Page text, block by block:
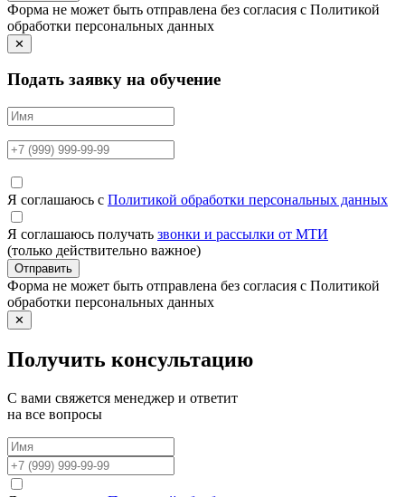
Форма не может быть отправлена без согласия с Политикой
обработки персональных данных
✕
Подать заявку на обучение
Я соглашаюсь с Политикой обработки персональных данных
Я соглашаюсь получать звонки и рассылки от МТИ
(только действительно важное)
Отправить
Форма не может быть отправлена без согласия с Политикой
обработки персональных данных
✕
Получить консультацию
С вами свяжется менеджер и ответит
на все вопросы